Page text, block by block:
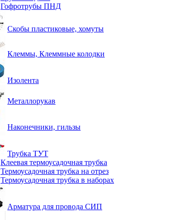
Гофротрубы ПНД
Скобы пластиковые, хомуты
Клеммы, Клеммные колодки
Изолента
Металлорукав
Наконечники, гильзы
Трубка ТУТ
Клеевая термоусадочная трубка
Термоусадочная трубка на отрез
Термоусадочная трубка в наборах
Арматура для провода СИП